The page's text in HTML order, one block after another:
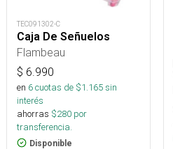
TEC091302-C
Caja De Señuelos
Flambeau
$ 6.990
en 6cuotas de $1.165sin
interés
ahorras $280 por
transferencia.
Disponible